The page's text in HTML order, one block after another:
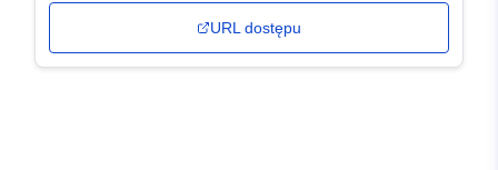
URL dostępu